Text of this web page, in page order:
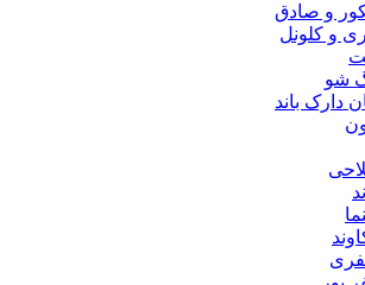
و صادق
و کلونل
شو
دارک باند